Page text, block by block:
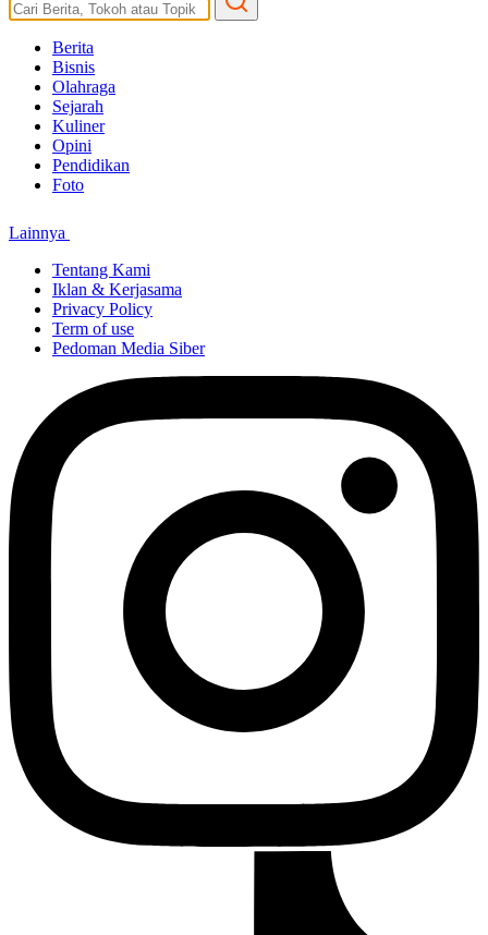
Berita
Bisnis
Olahraga
Sejarah
Kuliner
Opini
Pendidikan
Foto
Lainnya
Tentang Kami
Iklan & Kerjasama
Privacy Policy
Term of use
Pedoman Media Siber